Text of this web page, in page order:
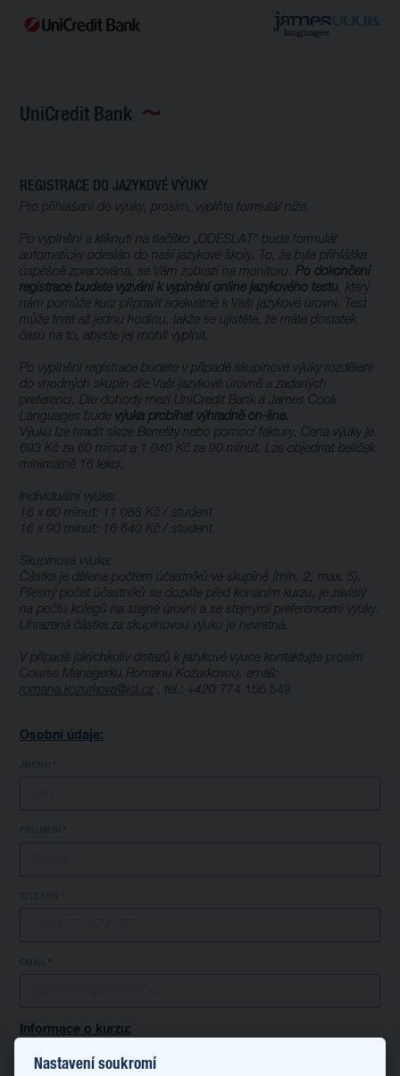
UniCredit Bank
REGISTRACE DO JAZYKOVÉ VÝUKY
Pro přihlášení do výuky, prosím, vyplňte formulář níže.
Po vyplnění a kliknutí na tlačítko „ODESLAT“ bude formulář
automaticky odeslán do naší jazykové školy. To, že byla přihláška
úspěšně zpracována, se Vám zobrazí na monitoru. Po dokončení
registrace budete vyzváni k vyplnění online jazykového testu , který
nám pomůže kurz připravit adekvátně k Vaší jazykové úrovni. Test
může trvat až jednu hodinu, takže se ujistěte, že máte dostatek
času na to, abyste jej mohli vyplnit.
Po vyplnění registrace budete v případě skupinové výuky rozděleni
do vhodných skupin dle Vaší jazykové úrovně a zadaných
preferencí. Dle dohody mezi UniCredit Bank a James Cook
Languages bude výuka probíhat výhradně on-line.
Výuku lze hradit skrze Benefity nebo pomocí faktury. Cena výuky je
693 Kč za 60 minut a 1 040 Kč za 90 minut. Lze objednat balíček
minimálně 16 lekcí.
Individuální výuka:
16 x 60 minut: 11 088 Kč / student
16 x 90 minut: 16 640 Kč / student
Skupinová výuka:
Částka je dělena počtem účastníků ve skupině (min. 2, max. 5).
Přesný počet účastníků se dozvíte před konáním kurzu, je závislý
na počtu kolegů na stejné úrovni a se stejnými preferencemi výuky.
Uhrazená částka za skupinovou výuku je nevratná.
V případě jakýchkoliv dotazů k jazykové výuce kontaktujte prosím
Course Managerku Romanu Kožurkovou, email:
romana.kozurkova@jcl.cz , tel.: +420 774 156 549
Osobní údaje:
TELEFON
EMAIL
Informace o kurzu:
JAZYKNastavení soukromí